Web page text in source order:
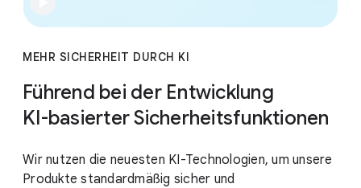
MEHR SICHERHEIT DURCH KI
Führend bei der Entwicklung
KI-basierter Sicherheitsfunktionen
Wir nutzen die neuesten KI-Technologien, um unsere
Produkte standardmäßig sicher und